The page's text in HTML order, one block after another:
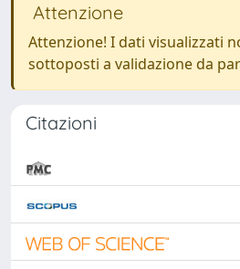
Attenzione
Attenzione! I dati visualizzati
sottoposti a validazione da
Citazioni